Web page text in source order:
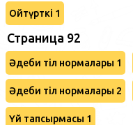
Ойтүрткі 1
Страница 92
Әдеби тіл нормалары 1
Әдеби тіл нормалары 2
Үй тапсырмасы 1